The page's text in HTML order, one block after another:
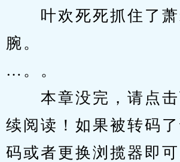
叶欢死死抓住了萧
腕。
…。。
本章没完，请点击
续阅读！如果被转码
码或者更换浏揽器即可